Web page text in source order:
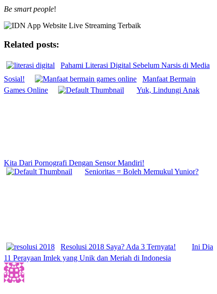
Be smart people!
Related posts:
Pahami Literasi Digital Sebelum Narsis di Media
Sosial!
Manfaat Bermain
Games Online
Yuk, Lindungi Anak
Kita Dari Pornografi Dengan Sensor Mandiri!
Senioritas = Boleh Memukul Yunior?
Resolusi 2018 Saya? Ada 3 Ternyata!
Ini Dia
11 Perayaan Imlek yang Unik dan Meriah di Indonesia